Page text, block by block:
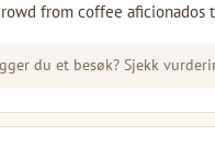
from coffee aficionados
du et besøk? Sjekk